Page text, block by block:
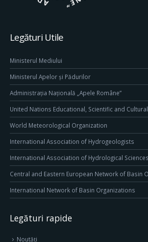
Legături Utile
Ministerul Mediului
Ministerul Apelor și Pădurilor
Administrația Națională „Apele Române”
United Nations Educational, Scientific and
World Meteorological Organization
International Association of Hydrogeologists
International Association of Hydrological Sciences
Central and Eastern European Network of Basin
International Network of Basin Organizations
Legături rapide
Noutăți